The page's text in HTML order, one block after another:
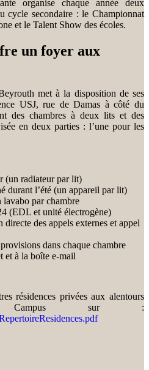
organise chaque année deux
cycle secondaire : le Championnat
et le Talent Show des écoles.
un foyer aux
met à la disposition de ses
USJ, rue de Damas à côté du
des chambres à deux lits et des
en deux parties : l’une pour les
(un radiateur par lit)
durant l’été (un appareil par lit)
par chambre
(EDL et unité électrogène)
des appels externes et appel
dans chaque chambre
et à la boîte e-mail
résidences privées aux alentours
Campus sur :